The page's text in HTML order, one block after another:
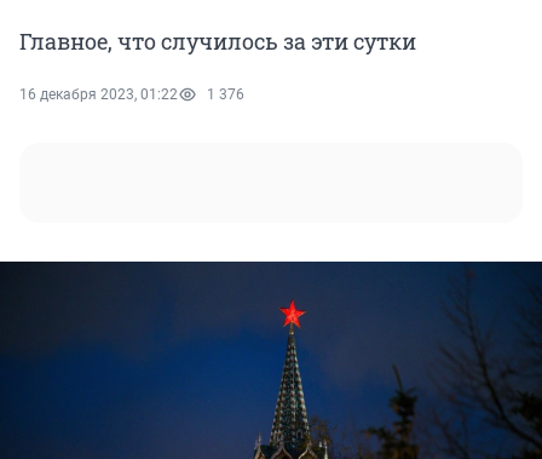
Главное, что случилось за эти сутки
16 декабря 2023, 01:22 1 376